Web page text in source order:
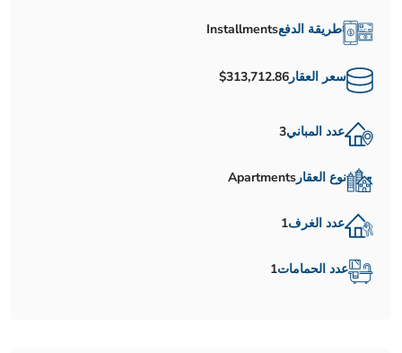
طريقة الدفعInstallments
سعر العقار$313,712.86
عدد المباني3
نوع العقارApartments
عدد الغرف1
عدد الحمامات1